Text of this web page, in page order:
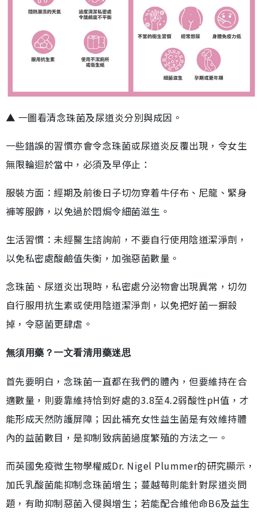
▲ 一圖看清念珠菌及尿道炎分別與成因。
一些錯誤的習慣亦會令念珠菌或尿道炎反覆出現，令女生
無限輪迴於當中，必須及早停止：
服裝方面：經期及前後日子切勿穿着牛仔布、尼龍、緊身
褲等服飾，以免過於悶焗令細菌滋生。
生活習慣：未經醫生諮詢前，不要自行使用陰道潔淨劑，
以免私密處酸鹼值失衡，加強惡菌數量。
念珠菌、尿道炎出現時，私密處分泌物會出現異常，切勿
自行服用抗生素或使用陰道潔淨劑，以免把好菌一摒殺
掉，令惡菌更肆虐。
無須用藥？一文看清用藥迷思
首先要明白，念珠菌一直都在我們的體內，但要維持在合
適數量，則要靠維持恰到好處的3.8至4.2弱酸性pH值，才
能形成天然防護屏障；因此補充女性益生菌是有效維持體
內的益菌數目，是抑制致病菌過度繁殖的方法之一。
而英國免疫微生物學權威Dr. Nigel Plummer的研究顯示，
加氏乳酸菌能抑制念珠菌增生；蔓越莓則能針對尿道炎問
題，有助抑制惡菌入侵與增生；若能配合維他命B6及益生